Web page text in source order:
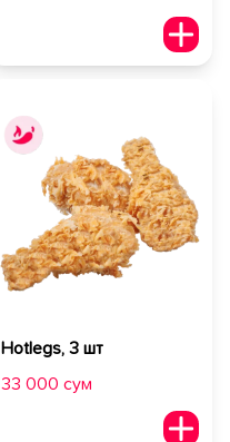
Hotlegs, 3 шт
33 000 сум